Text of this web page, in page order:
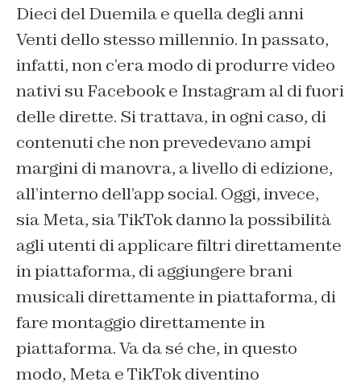
Dieci del Duemila e quella degli anni
Venti dello stesso millennio. In passato,
infatti, non c’era modo di produrre video
nativi su Facebook e Instagram al di fuori
delle dirette. Si trattava, in ogni caso, di
contenuti che non prevedevano ampi
margini di manovra, a livello di edizione,
all’interno dell’app social. Oggi, invece,
sia Meta, sia TikTok danno la possibilità
agli utenti di applicare filtri direttamente
in piattaforma, di aggiungere brani
musicali direttamente in piattaforma, di
fare montaggio direttamente in
piattaforma. Va da sé che, in questo
modo, Meta e TikTok diventino